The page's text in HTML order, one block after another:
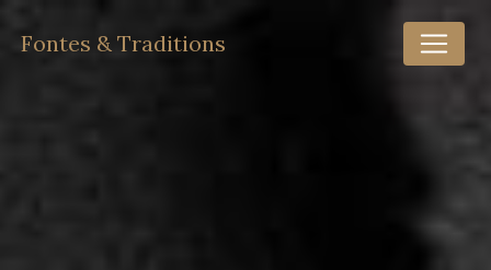
Fontes & Traditions